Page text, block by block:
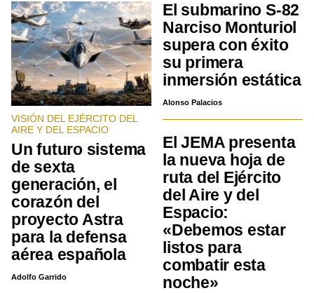
VISIÓN DEL EJÉRCITO DEL
AIRE Y DEL ESPACIO
Un futuro sistema
de sexta
generación, el
corazón del
proyecto Astra
para la defensa
aérea española
Adolfo Garrido
El submarino S-82
Narciso Monturiol
supera con éxito
su primera
inmersión estática
Alonso Palacios
El JEMA presenta
la nueva hoja de
ruta del Ejército
del Aire y del
Espacio:
«Debemos estar
listos para
combatir esta
noche»